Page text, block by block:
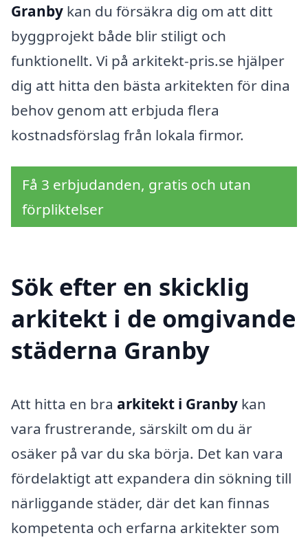
Granby kan du försäkra dig om att ditt
byggprojekt både blir stiligt och
funktionellt. Vi på arkitekt-pris.se hjälper
dig att hitta den bästa arkitekten för dina
behov genom att erbjuda flera
kostnadsförslag från lokala firmor.
Få 3 erbjudanden, gratis och utan
förpliktelser
Sök efter en skicklig
arkitekt i de omgivande
städerna Granby
Att hitta en bra arkitekt i Granby kan
vara frustrerande, särskilt om du är
osäker på var du ska börja. Det kan vara
fördelaktigt att expandera din sökning till
närliggande städer, där det kan finnas
kompetenta och erfarna arkitekter som